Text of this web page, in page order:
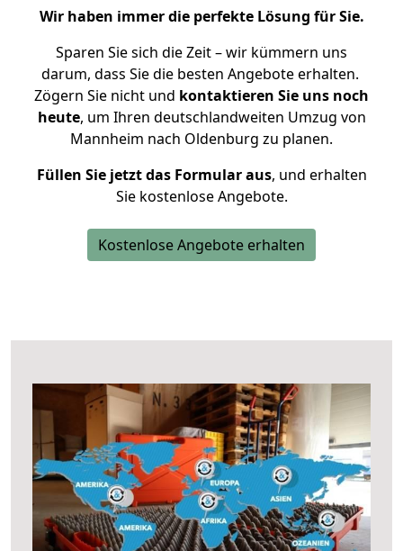
Wir haben immer die perfekte Lösung für Sie.
Sparen Sie sich die Zeit – wir kümmern uns
darum, dass Sie die besten Angebote erhalten.
Zögern Sie nicht und kontaktieren Sie uns noch
heute, um Ihren deutschlandweiten Umzug von
Mannheim nach Oldenburg zu planen.
Füllen Sie jetzt das Formular aus, und erhalten
Sie kostenlose Angebote.
Kostenlose Angebote erhalten